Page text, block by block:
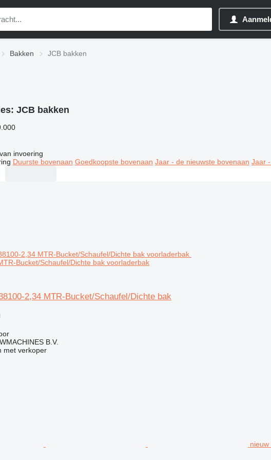
Bakken JCB bakken
JCB bakken
invoering
Duurste bovenaan Goedkoopste bovenaan Jaar - de nieuwste bovenaan Jaar
Bucket/Schaufel/Dichte bak voorladerbak
2,34 MTR-Bucket/Schaufel/Dichte bak
B.V.
met verkoper